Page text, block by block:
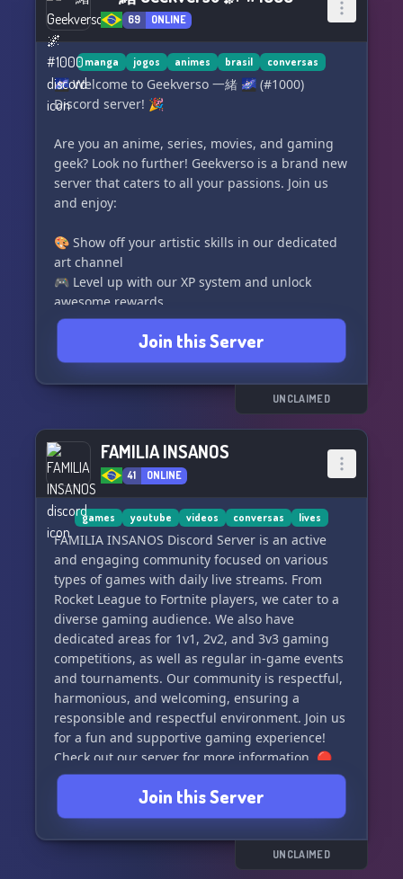
well-structured server, making the most out of
each channel.
🎧 Music & Fun: Enjoy our music bots, tune into
the music channel, or share laughs in our meme
🌟 Open to Feedback: We're all ears for
suggestions to enhance the server experience
and foster community growth.
🎉 Step into an amazing world where you
connect, play, and laugh - the "Gatinhos Da
Forja" Discord Server awaits your arrival!
#Discord #AnimeCommunity #Gaming
#Socialize #StreamersUnite 🎉
69 ONLINE
manga jogos animes brasil conversas
🌌 Welcome to Geekverso 一緒 🌌 (#1000)
Discord server! 🎉
Are you an anime, series, movies, and gaming
geek? Look no further! Geekverso is a brand new
server that caters to all your passions. Join us
and enjoy:
🎨 Show off your artistic skills in our dedicated
art channel
🎮 Level up with our XP system and unlock
awesome rewards
🎵 Groove to some tunes with our music bot and
non-stop lofi radio
🔔 Stay informed with our game deals channel,
notifying you when free games are available
📺 Never miss a new episode or anime release
🤖 Keep entertained with our variety of bots,
including GarticBot and Myuu (Pokémon)
🤝 We're open for partnership opportunities
Geekverso is constantly evolving, and we value
your input to make it the best server possible.
Join our community now and be a part of
something amazing! 💫
Join this Server
UNCLAIMED
FAMILIA INSANOS
41 ONLINE
games youtube videos conversas lives
FAMILIA INSANOS Discord Server is an active
and engaging community focused on various
types of games with daily live streams. From
Rocket League to Fortnite players, we cater to a
diverse gaming audience. We also have
dedicated areas for 1v1, 2v2, and 3v3 gaming
competitions, as well as regular in-game events
and tournaments. Our community is respectful,
harmonious, and welcoming, ensuring a
responsible and respectful environment. Join us
for a fun and supportive gaming experience!
Check out our server for more information. 🔴
𝘠𝘖𝘜𝘛𝘜𝘉𝘌 : 𝘐𝘕𝘚𝘈𝘕𝘖𝘎𝘈𝘔𝘌𝘚 𝘝𝘚𝘗 | 🟣
𝘛𝘞𝘐𝘛����𝘏 : 𝘐𝘕𝘚𝘈𝘕𝘖𝘎𝘈𝘔𝘌𝘚 𝘝𝘚𝘗 | Artwork
and SEO: ⛩️ Contact us for more information ⛩️.
Join this Server
UNCLAIMED